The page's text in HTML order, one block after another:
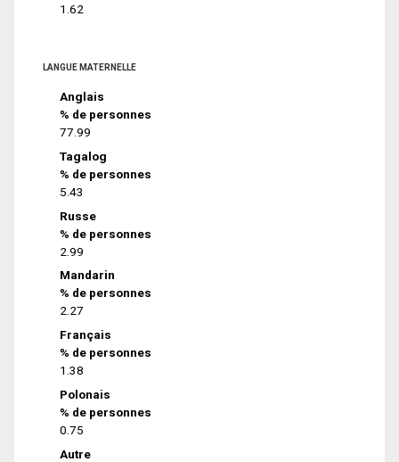
1.62
LANGUE MATERNELLE
Anglais
% de personnes
77.99
Tagalog
% de personnes
5.43
Russe
% de personnes
2.99
Mandarin
% de personnes
2.27
Français
% de personnes
1.38
Polonais
% de personnes
0.75
Autre